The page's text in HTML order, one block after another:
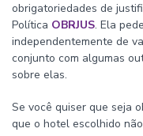
obrigatoriedades de
Política OBRJUS. Ela
independentemente de
conjunto com algumas
sobre elas.
Se você quiser que seja
que o hotel escolhido